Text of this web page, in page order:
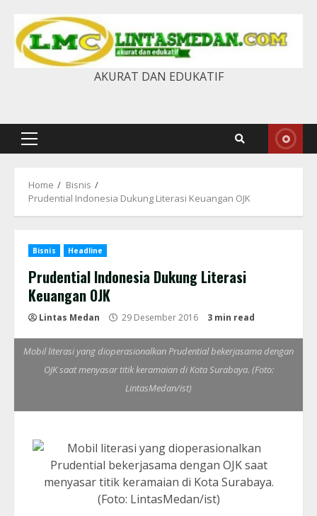
content
AKURAT DAN EDUKATIF
Primary
Home
Bisnis
Prudential Indonesia Dukung Literasi Keuangan OJK
Bisnis Headline
Prudential Indonesia Dukung Literasi
Keuangan OJK
Lintas Medan 29 Desember 2016 3 min read
Mobil literasi yang dioperasionalkan Prudential bekerjasama dengan
OJK saat menyasar titik keramaian di Kota Surabaya. (Foto:
LintasMedan/ist)